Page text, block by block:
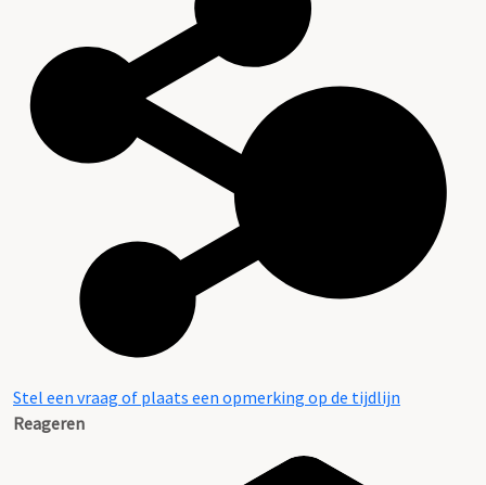
Stel een vraag of plaats een opmerking op de tijdlijn
Reageren